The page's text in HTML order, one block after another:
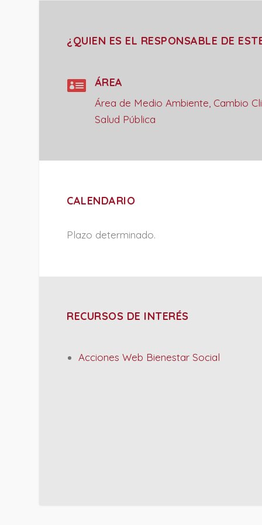
¿QUIEN ES EL RESPONSABLE DE
 ÁREA
Área de Medio Ambiente, Cambio
Salud Pública
CALENDARIO
Plazo determinado.
RECURSOS DE INTERÉS
Acciones Web Bienestar Social